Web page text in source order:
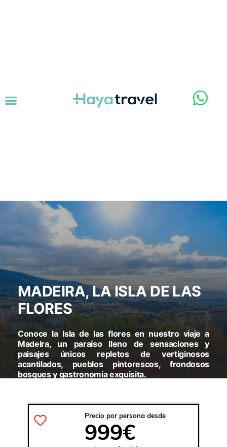
MADEIRA, LA ISLA DE LAS
FLORES
Conoce la Isla de las flores en nuestro viaje a
Madeira, un paraíso lleno de sensaciones y
paisajes únicos repletos de vertiginosos
acantilados, pueblos pintorescos, frondosos
bosques y gastronomía exquisita.
MONIZ - PICO ARREIRO - MONTE - GARAJAU - PUNTA
SAO LORENZO - RIBEIRO FRÍO - FAIAL - SANTANA -
Precio por persona desde
999€